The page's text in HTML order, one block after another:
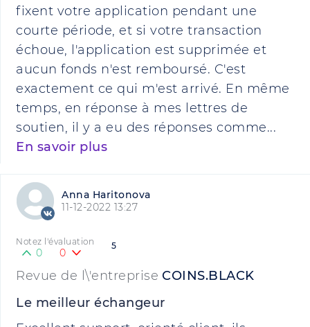
fixent votre application pendant une
courte période, et si votre transaction
échoue, l'application est supprimée et
aucun fonds n'est remboursé. C'est
exactement ce qui m'est arrivé. En même
temps, en réponse à mes lettres de
soutien, il y a eu des réponses comme...
En savoir plus
Anna Haritonova
11-12-2022 13:27
5
Notez l'évaluation
0 0
Revue de l\'entreprise COINS.BLACK
Le meilleur échangeur